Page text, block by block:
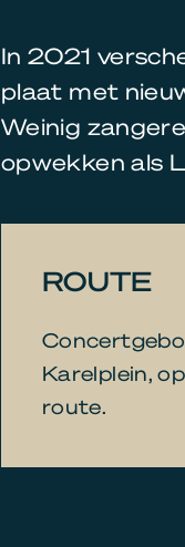
In 2021
plaat met
Weinig
opwekken als
ROUTE
Karelplein,
route.